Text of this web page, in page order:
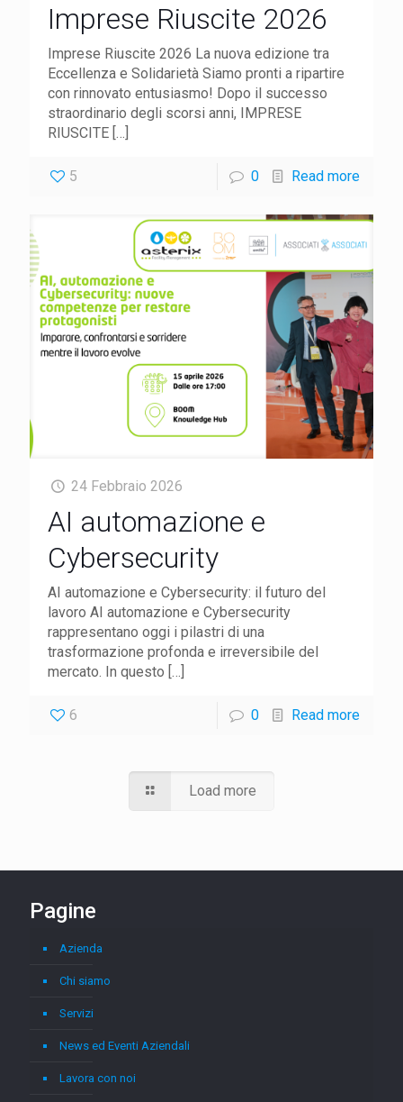
Imprese Riuscite 2026
Imprese Riuscite 2026 La nuova edizione tra
Eccellenza e Solidarietà Siamo pronti a ripartire
con rinnovato entusiasmo! Dopo il successo
straordinario degli scorsi anni, IMPRESE
RIUSCITE […]
5 0 Read more
24 Febbraio 2026
AI automazione e
Cybersecurity
AI automazione e Cybersecurity: il futuro del
lavoro AI automazione e Cybersecurity
rappresentano oggi i pilastri di una
trasformazione profonda e irreversibile del
mercato. In questo […]
6 0 Read more
Load more
Pagine
Azienda
Chi siamo
Servizi
News ed Eventi Aziendali
Lavora con noi